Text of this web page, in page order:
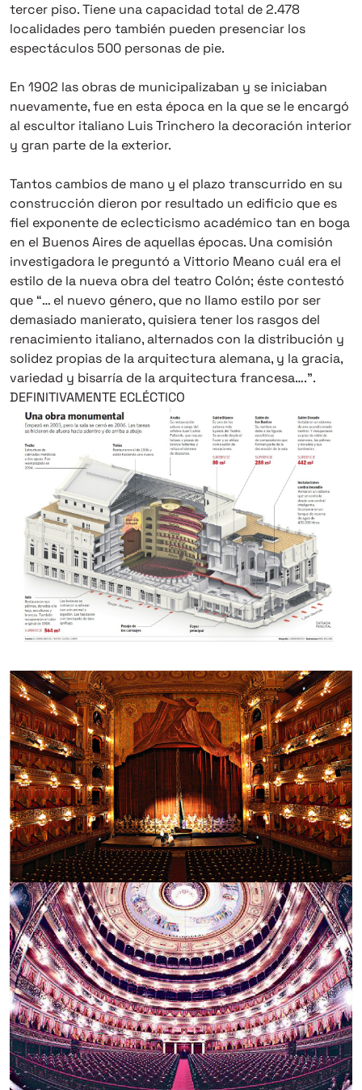
tercer piso. Tiene una capacidad total de 2.478
localidades pero también pueden presenciar los
espectáculos 500 personas de pie.
En 1902 las obras de municipalizaban y se iniciaban
nuevamente, fue en esta época en la que se le encargó
al escultor italiano Luis Trinchero la decoración interior
y gran parte de la exterior.
Tantos cambios de mano y el plazo transcurrido en su
construcción dieron por resultado un edificio que es
fiel exponente de eclecticismo académico tan en boga
en el Buenos Aires de aquellas épocas. Una comisión
investigadora le preguntó a Vittorio Meano cuál era el
estilo de la nueva obra del teatro Colón; éste contestó
que “… el nuevo género, que no llamo estilo por ser
demasiado manierato, quisiera tener los rasgos del
renacimiento italiano, alternados con la distribución y
solidez propias de la arquitectura alemana, y la gracia,
variedad y bisarría de la arquitectura francesa….”.
DEFINITIVAMENTE ECLÉCTICO